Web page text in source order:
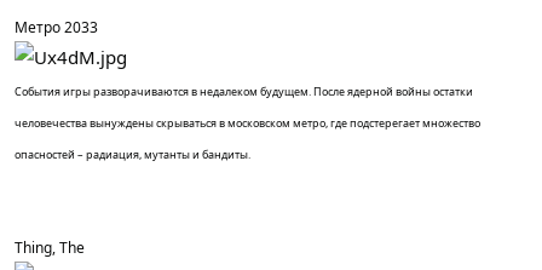
Метро 2033
События игры разворачиваются в недалеком будущем. После ядерной войны остатки
человечества вынуждены скрываться в московском метро, где подстерегает множество
опасностей – радиация, мутанты и бандиты.
Thing, The